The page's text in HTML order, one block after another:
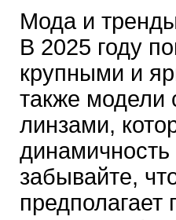
Мода и
В 2025 году
крупными и
также модели
линзами,
забывайте,
предполагает